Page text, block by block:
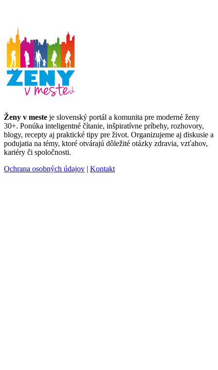
Ženy v meste je slovenský portál a komunita pre moderné ženy
30+. Ponúka inteligentné čítanie, inšpiratívne príbehy, rozhovory,
blogy, recepty aj praktické tipy pre život. Organizujeme aj diskusie a
podujatia na témy, ktoré otvárajú dôležité otázky zdravia, vzťahov,
kariéry či spoločnosti.
Ochrana osobných údajov | Kontakt